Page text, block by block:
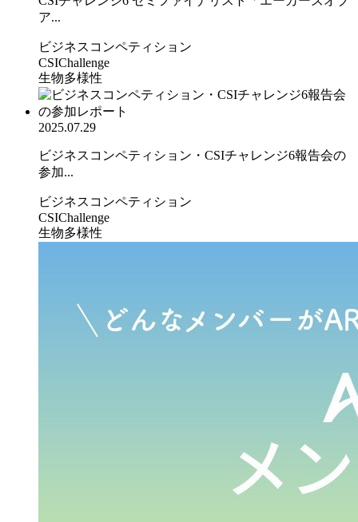
ア...
ビジネスコンペティション
CSIChallenge
生物多様性
2025.07.29
ビジネスコンペティション・CSIチャレンジ6報告会の
参加...
ビジネスコンペティション
CSIChallenge
生物多様性